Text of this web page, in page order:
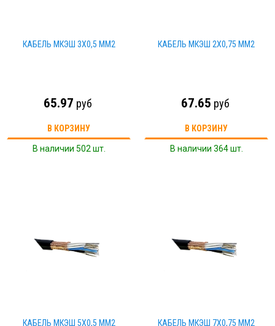
КАБЕЛЬ МКЭШ 3Х0,5 ММ2
65.97 руб
В КОРЗИНУ
В наличии 502 шт.
КАБЕЛЬ МКЭШ 2Х0,75 ММ2
67.65 руб
В КОРЗИНУ
В наличии 364 шт.
КАБЕЛЬ МКЭШ 5Х0,5 ММ2 КАБЕЛЬ МКЭШ 7Х0,75 ММ2